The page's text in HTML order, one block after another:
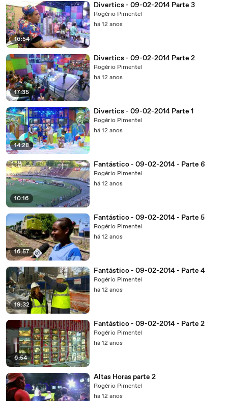
16:54
Divertics - 09-02-2014 Parte 3
Rogério Pimentel
há 12 anos
17:35
Divertics - 09-02-2014 Parte 2
Rogério Pimentel
há 12 anos
14:28
Divertics - 09-02-2014 Parte 1
Rogério Pimentel
há 12 anos
10:16
Fantástico - 09-02-2014 - Parte 6
Rogério Pimentel
há 12 anos
16:57
Fantástico - 09-02-2014 - Parte 5
Rogério Pimentel
há 12 anos
19:32
Fantástico - 09-02-2014 - Parte 4
Rogério Pimentel
há 12 anos
6:54
Fantástico - 09-02-2014 - Parte 2
Rogério Pimentel
há 12 anos
Altas Horas parte 2
Rogério Pimentel
há 12 anos